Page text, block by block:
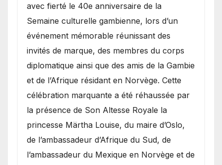
avec fierté le 40e anniversaire de la
Semaine culturelle gambienne, lors d’un
événement mémorable réunissant des
invités de marque, des membres du corps
diplomatique ainsi que des amis de la Gambie
et de l’Afrique résidant en Norvège. Cette
célébration marquante a été réhaussée par
la présence de Son Altesse Royale la
princesse Märtha Louise, du maire d’Oslo,
de l’ambassadeur d’Afrique du Sud, de
l’ambassadeur du Mexique en Norvège et de